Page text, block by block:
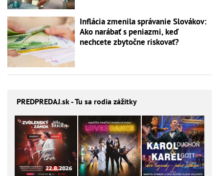
Inflácia zmenila správanie Slovákov:
Ako narábať s peniazmi, keď
nechcete zbytočne riskovať?
PREDPREDAJ.sk - Tu sa rodia zážitky